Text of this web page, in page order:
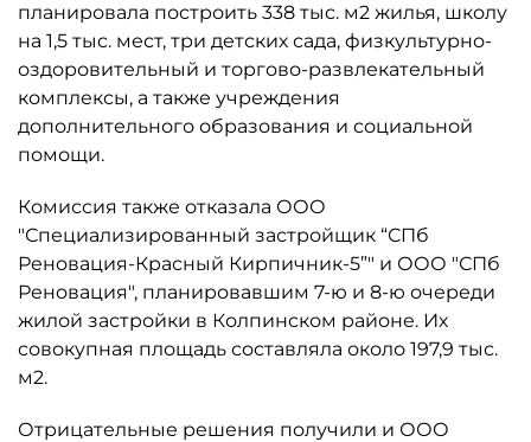
планировала построить 338 тыс. м2 жилья, школу
на 1,5 тыс. мест, три детских сада, физкультурно-
оздоровительный и торгово-развлекательный
комплексы, а также учреждения
дополнительного образования и социальной
помощи.
Комиссия также отказала ООО
"Специализированный застройщик “СПб
Реновация-Красный Кирпичник-5”" и ООО "СПб
Реновация", планировавшим 7-ю и 8-ю очереди
жилой застройки в Колпинском районе. Их
совокупная площадь составляла около 197,9 тыс.
м2.
Отрицательные решения получили и ООО